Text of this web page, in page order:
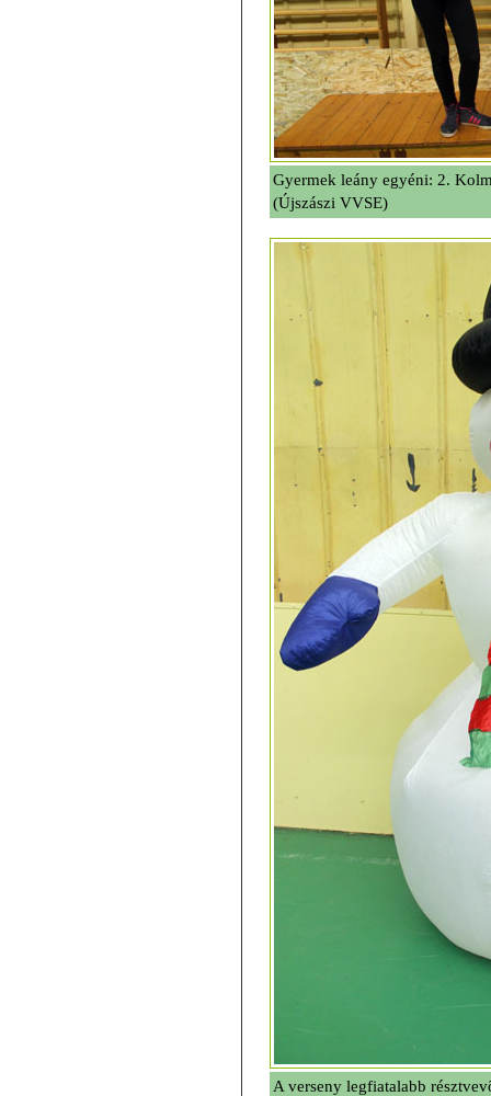
Gyermek leány egyéni: 2.
(Újszászi VVSE)
A verseny legfiatalabb